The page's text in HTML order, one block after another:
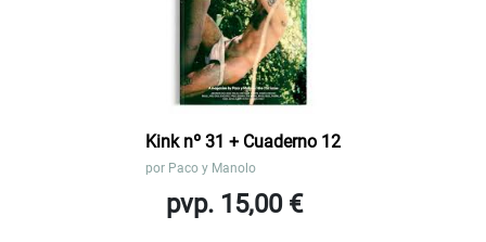
Kink nº 31 + Cuaderno 12
por Paco y Manolo
pvp. 15,00 €